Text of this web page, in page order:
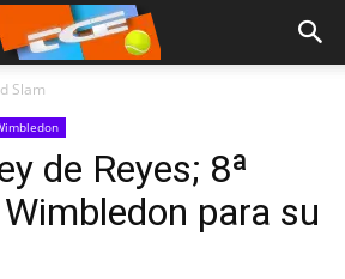
Slam
de Reyes; 8ª
para su